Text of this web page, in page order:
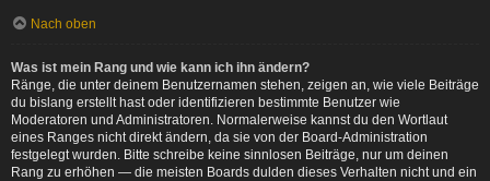
Nach oben
Was ist mein Rang und wie kann ich ihn ändern?
Ränge, die unter deinem Benutzernamen stehen, zeigen an, wie viele Beiträge
du bislang erstellt hast oder identifizieren bestimmte Benutzer wie
Moderatoren und Administratoren. Normalerweise kannst du den Wortlaut
eines Ranges nicht direkt ändern, da sie von der Board-Administration
festgelegt wurden. Bitte schreibe keine sinnlosen Beiträge, nur um deinen
Rang zu erhöhen — die meisten Boards dulden dieses Verhalten nicht und ein